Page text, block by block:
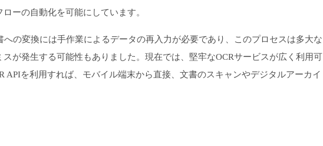
ーの自動化を可能にしています。
の変換には手作業によるデータの再入力が必要であり、このプロセスは多大な
が発生する可能性もありました。現在では、堅牢なOCRサービスが広く利用可
APIを利用すれば、モバイル端末から直接、文書のスキャンやデジタルアーカイ